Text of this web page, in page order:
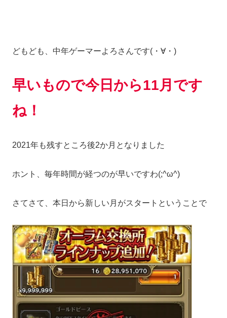
どもども、中年ゲーマーよろさんです(・∀・)
早いもので今日から11月です
ね！
2021年も残すところ後2か月となりました
ホント、毎年時間が経つのが早いですわ(;^ω^)
さてさて、本日から新しい月がスタートということで